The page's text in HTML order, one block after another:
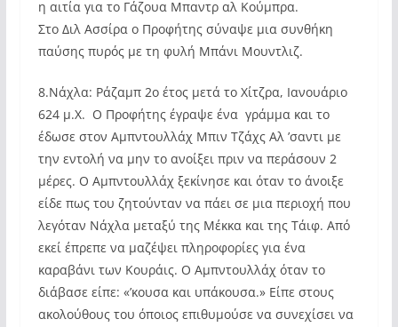
η αιτία για το Γάζουα Μπαντρ αλ Κούμπρα.
Στο Διλ Ασσίρα ο Προφήτης σύναψε μια συνθήκη
παύσης πυρός με τη φυλή Μπάνι Μουντλιζ.
8.Νάχλα: Ράζαμπ 2ο έτος μετά το Χίτζρα, Ιανουάριο
624 μ.Χ. Ο Προφήτης έγραψε ένα γράμμα και το
έδωσε στον Αμπντουλλάχ Μπιν Τζάχς Αλ ’σαντι με
την εντολή να μην το ανοίξει πριν να περάσουν 2
μέρες. Ο Αμπντουλλάχ ξεκίνησε και όταν το άνοιξε
είδε πως του ζητούνταν να πάει σε μια περιοχή που
λεγόταν Νάχλα μεταξύ της Μέκκα και της Τάιφ. Από
εκεί έπρεπε να μαζέψει πληροφορίες για ένα
καραβάνι των Κουράις. Ο Αμπντουλλάχ όταν το
διάβασε είπε: «’κουσα και υπάκουσα.» Είπε στους
ακολούθους του όποιος επιθυμούσε να συνεχίσει να